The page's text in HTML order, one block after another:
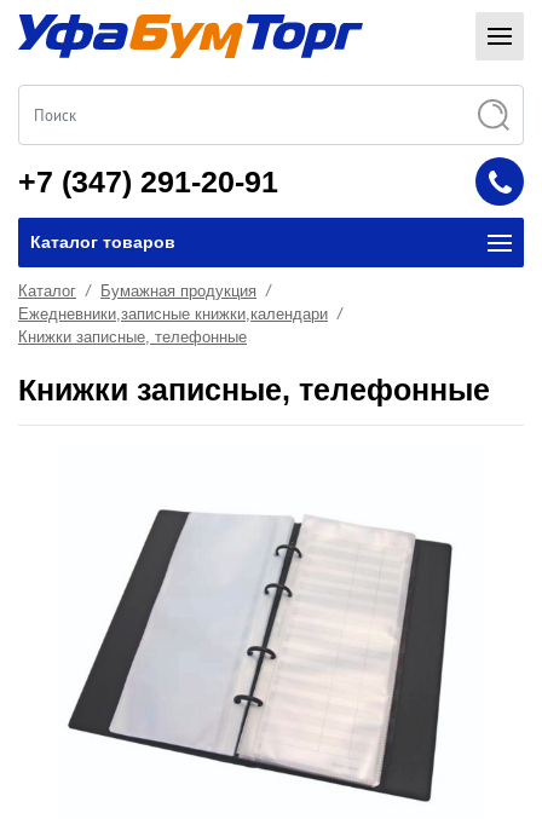
+7 (347) 291-20-91
Каталог товаров
Каталог
Бумажная продукция
Ежедневники,записные книжки,календари
Книжки записные, телефонные
Книжки записные, телефонные